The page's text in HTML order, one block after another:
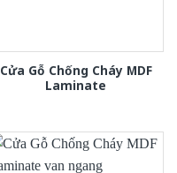
Cửa Gỗ Chống Cháy MDF
Laminate